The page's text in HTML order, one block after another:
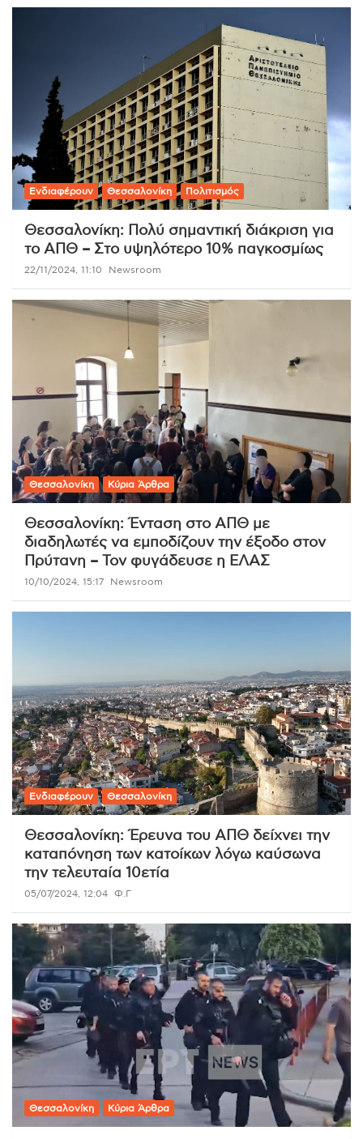
Ενδιαφέρουν Θεσσαλονίκη Πολιτισμός
Θεσσαλονίκη: Πολύ σημαντική διάκριση για
το ΑΠΘ – Στο υψηλότερο 10% παγκοσμίως
22/11/2024, 11:10 Newsroom
Θεσσαλονίκη Κύρια Άρθρα
Θεσσαλονίκη: Ένταση στο ΑΠΘ με
διαδηλωτές να εμποδίζουν την έξοδο στον
Πρύτανη – Τον φυγάδευσε η ΕΛΑΣ
10/10/2024, 15:17 Newsroom
Ενδιαφέρουν Θεσσαλονίκη
Θεσσαλονίκη: Έρευνα του ΑΠΘ δείχνει την
καταπόνηση των κατοίκων λόγω καύσωνα
την τελευταία 10ετία
05/07/2024, 12:04 Φ.Γ
Θεσσαλονίκη Κύρια Άρθρα